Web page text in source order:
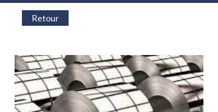
Retour